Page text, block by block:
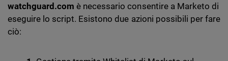
watchguard.com è necessario consentire a Marketo di
eseguire lo script. Esistono due azioni possibili per fare
ciò: